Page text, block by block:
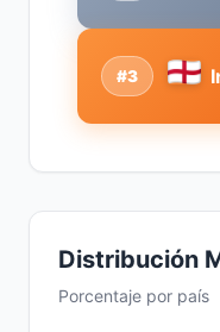
#3
Distribución
Porcentaje por país